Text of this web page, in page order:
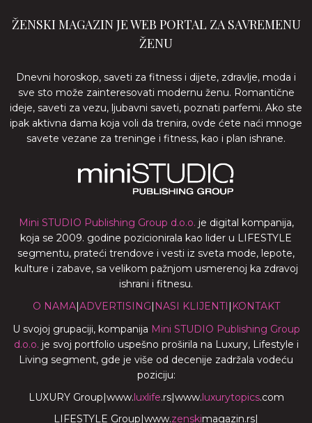
ŽENSKI MAGAZIN JE WEB PORTAL ZA SAVREMENU
ŽENU
Dnevni horoskop, saveti za fitness i dijete, zdravlje, moda i
sve sto može zainteresovati modernu ženu. Romantične
ideje, saveti za vezu, ljubavni saveti, poznati parfemi. Ako ste
ipak aktivna dama koja voli da trenira, ovde ćete naći mnoge
savete vezane za treninge i fitness, kao i plan ishrane.
Mini STUDIO Publishing Group d.o.o. je digital kompanija,
koja se 2009. godine pozicionirala kao lider u LIFESTYLE
segmentu, prateći trendove i vesti iz sveta mode, lepote,
kulture i zabave, sa velikom pažnjom usmerenoj ka zdravoj
ishrani i fitnesu.
O NAMA|ADVERTISING| NASI KLIJENTI | KONTAKT
U svojoj grupaciji, kompanija Mini STUDIO Publishing Group
d.o.o. je svoj portfolio uspešno proširila na Luxury, Lifestyle i
Living segment, gde je više od decenije zadržala vodeću
poziciju:
LUXURY Group|www.luxlife.rs|www.luxurytopics.com
LIFESTYLE Group|www.zenskimagazin.rs|